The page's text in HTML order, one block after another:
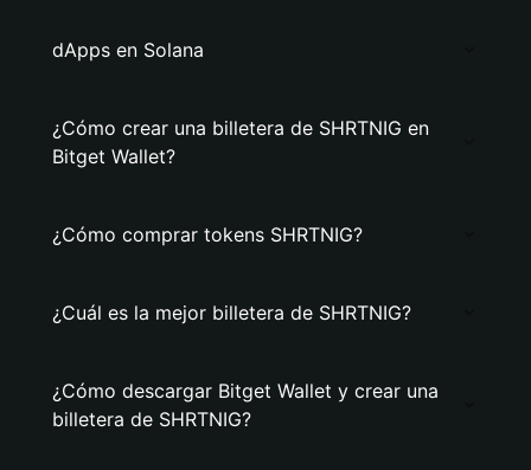
dApps en Solana
¿Cómo crear una billetera de SHRTNIG en
Bitget Wallet?
¿Cómo comprar tokens SHRTNIG?
¿Cuál es la mejor billetera de SHRTNIG?
¿Cómo descargar Bitget Wallet y crear una
billetera de SHRTNIG?